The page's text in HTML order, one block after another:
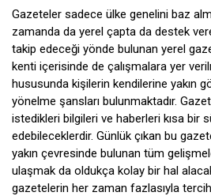
Gazeteler sadece ülke genelini baz
zamanda da yerel çapta da destek
takip edeceği yönde bulunan yerel
kenti içerisinde de çalışmalara yer
hususunda kişilerin kendilerine yakın
yönelme şansları bulunmaktadır.
istedikleri bilgileri ve haberleri kısa bir
edebileceklerdir. Günlük çıkan bu
yakın çevresinde bulunan tüm
ulaşmak da oldukça kolay bir hal
gazetelerin her zaman fazlasıyla